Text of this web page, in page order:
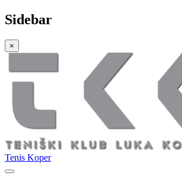
Sidebar
×
Tenis Koper